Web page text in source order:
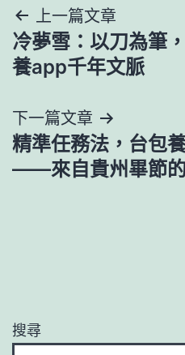
文
章
覽
上一篇文章
冷夢雪：以刀為筆
養app千年文脈
下一篇文章
精準任務法，台包
——來自貴州畢節
搜尋